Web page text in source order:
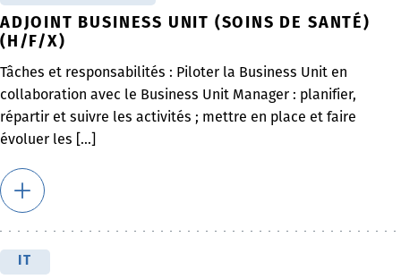
ADJOINT BUSINESS UNIT (SOINS DE SANTÉ)
(H/F/X)
Tâches et responsabilités : Piloter la Business Unit en
collaboration avec le Business Unit Manager : planifier,
répartir et suivre les activités ; mettre en place et faire
évoluer les [...]